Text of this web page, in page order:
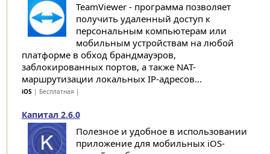
TeamViewer - программа позволяет
получить удаленный доступ к
персональным компьютерам или
мобильным устройствам на любой
платформе в обход брандмауэров,
заблокированных портов, а также NAT-
маршрутизации локальных IP-адресов...
iOS | Бесплатная |
Капитал 2.6.0
Полезное и удобное в использовании
приложение для мобильных iOS-